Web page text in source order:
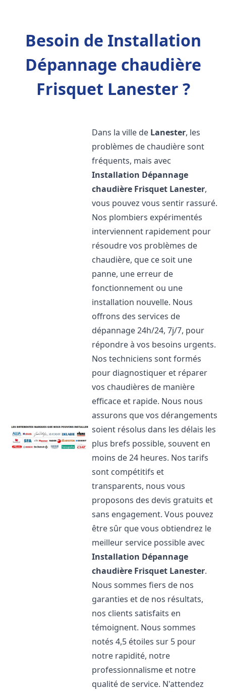
Besoin de Installation
Dépannage chaudière
Frisquet Lanester ?
Dans la ville de Lanester, les
problèmes de chaudière sont
fréquents, mais avec
Installation Dépannage
chaudière Frisquet Lanester,
vous pouvez vous sentir rassuré.
Nos plombiers expérimentés
interviennent rapidement pour
résoudre vos problèmes de
chaudière, que ce soit une
panne, une erreur de
fonctionnement ou une
installation nouvelle. Nous
offrons des services de
dépannage 24h/24, 7j/7, pour
répondre à vos besoins urgents.
Nos techniciens sont formés
pour diagnostiquer et réparer
vos chaudières de manière
efficace et rapide. Nous nous
assurons que vos dérangements
soient résolus dans les délais les
plus brefs possible, souvent en
moins de 24 heures. Nos tarifs
sont compétitifs et
transparents, nous vous
proposons des devis gratuits et
sans engagement. Vous pouvez
être sûr que vous obtiendrez le
meilleur service possible avec
Installation Dépannage
chaudière Frisquet Lanester.
Nous sommes fiers de nos
garanties et de nos résultats,
nos clients satisfaits en
témoignent. Nous sommes
notés 4,5 étoiles sur 5 pour
notre rapidité, notre
professionnalisme et notre
qualité de service. N'attendez